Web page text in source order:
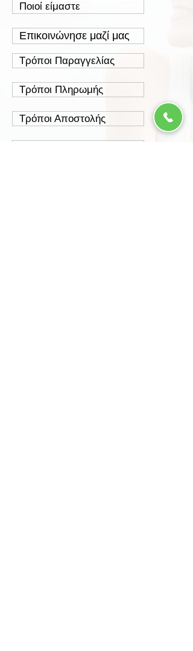
Ποιοί είμαστε
Επικοινώνησε μαζί μας
Τρόποι Παραγγελίας
Τρόποι Πληρωμής
Τρόποι Αποστολής